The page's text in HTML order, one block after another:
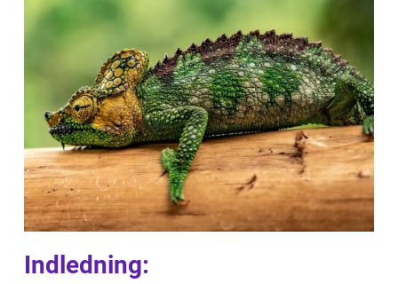
Indledning: